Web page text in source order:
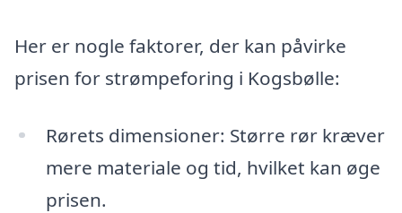
Her er nogle faktorer, der kan påvirke
prisen for strømpeforing i Kogsbølle:
Rørets dimensioner: Større rør kræver
mere materiale og tid, hvilket kan øge
prisen.